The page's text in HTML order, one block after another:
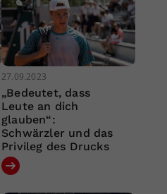
27.09.2023
„Bedeutet, dass
Leute an dich
glauben“:
Schwärzler und das
Privileg des Drucks